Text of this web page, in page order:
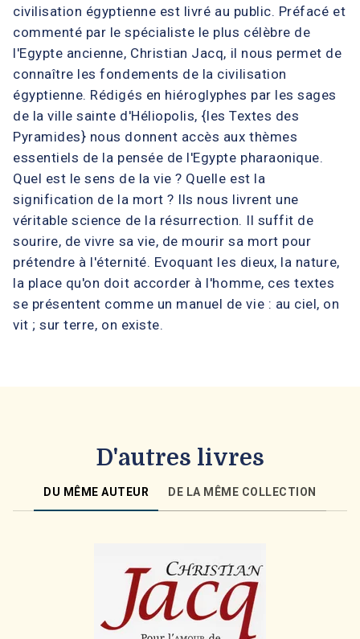
civilisation égyptienne est livré au public. Préfacé et
commenté par le spécialiste le plus célèbre de
l'Egypte ancienne, Christian Jacq, il nous permet de
connaître les fondements de la civilisation
égyptienne. Rédigés en hiéroglyphes par les sages
de la ville sainte d'Héliopolis, {les Textes des
Pyramides} nous donnent accès aux thèmes
essentiels de la pensée de l'Egypte pharaonique.
Quel est le sens de la vie ? Quelle est la
signification de la mort ? Ils nous livrent une
véritable science de la résurrection. Il suffit de
sourire, de vivre sa vie, de mourir sa mort pour
prétendre à l'éternité. Evoquant les dieux, la nature,
la place qu'on doit accorder à l'homme, ces textes
se présentent comme un manuel de vie : au ciel, on
vit ; sur terre, on existe.
D'autres livres
DU MÊME AUTEUR DE LA MÊME COLLECTION